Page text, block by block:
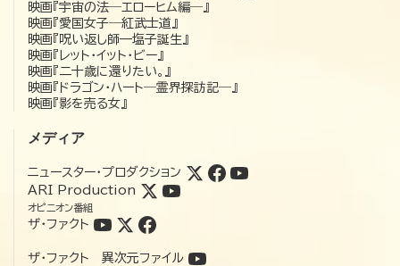
映画『宇宙の法―エローヒム編―』
映画『愛国女子―紅武士道』
映画『呪い返し師—塩子誕生』
映画『レット・イット・ビー』
映画『二十歳に還りたい。』
映画『ドラゴン・ハート―霊界探訪記―』
映画『影を売る女』
メディア
ニュースター・プロダクション
ARI Production
オピニオン番組
ザ・ファクト
ザ・ファクト 異次元ファイル